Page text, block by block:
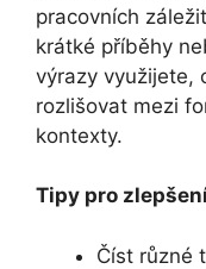
pracovních
krátké příběhy
výrazy využijete,
rozlišovat mezi
kontexty.
Tipy pro
Číst různé